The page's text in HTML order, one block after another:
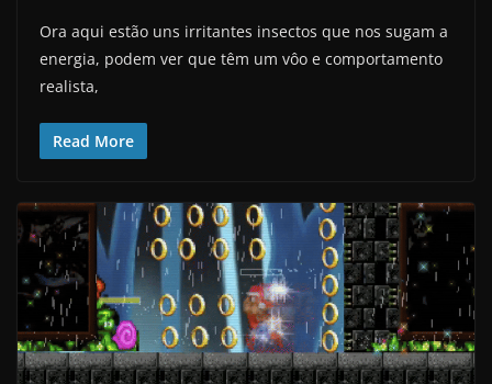
Ora aqui estão uns irritantes insectos que nos sugam a
energia, podem ver que têm um vôo e comportamento
realista,
Read More